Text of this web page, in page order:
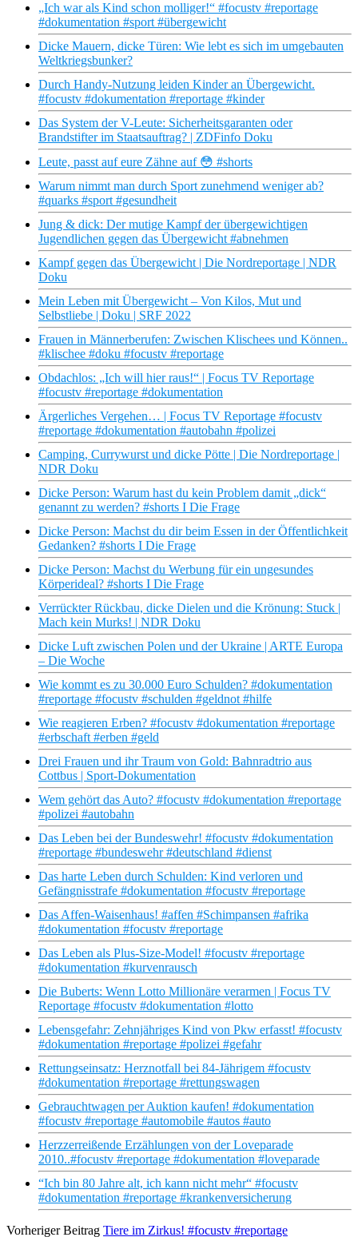
„Ich war als Kind schon molliger!“ #focustv #reportage
#dokumentation #sport #übergewicht
Dicke Mauern, dicke Türen: Wie lebt es sich im umgebauten
Weltkriegsbunker?
Durch Handy-Nutzung leiden Kinder an Übergewicht.
#focustv #dokumentation #reportage #kinder
Das System der V-Leute: Sicherheitsgaranten oder
Brandstifter im Staatsauftrag? | ZDFinfo Doku
Leute, passt auf eure Zähne auf 😳 #shorts
Warum nimmt man durch Sport zunehmend weniger ab?
#quarks #sport #gesundheit
Jung & dick: Der mutige Kampf der übergewichtigen
Jugendlichen gegen das Übergewicht #abnehmen
Kampf gegen das Übergewicht | Die Nordreportage | NDR
Doku
Mein Leben mit Übergewicht – Von Kilos, Mut und
Selbstliebe | Doku | SRF 2022
Frauen in Männerberufen: Zwischen Klischees und Können..
#klischee #doku #focustv #reportage
Obdachlos: „Ich will hier raus!“ | Focus TV Reportage
#focustv #reportage #dokumentation
Ärgerliches Vergehen… | Focus TV Reportage #focustv
#reportage #dokumentation #autobahn #polizei
Camping, Currywurst und dicke Pötte | Die Nordreportage |
NDR Doku
Dicke Person: Warum hast du kein Problem damit „dick“
genannt zu werden? #shorts I Die Frage
Dicke Person: Machst du dir beim Essen in der Öffentlichkeit
Gedanken? #shorts I Die Frage
Dicke Person: Machst du Werbung für ein ungesundes
Körperideal? #shorts I Die Frage
Verrückter Rückbau, dicke Dielen und die Krönung: Stuck |
Mach kein Murks! | NDR Doku
Dicke Luft zwischen Polen und der Ukraine | ARTE Europa
– Die Woche
Wie kommt es zu 30.000 Euro Schulden? #dokumentation
#reportage #focustv #schulden #geldnot #hilfe
Wie reagieren Erben? #focustv #dokumentation #reportage
#erbschaft #erben #geld
Drei Frauen und ihr Traum von Gold: Bahnradtrio aus
Cottbus | Sport-Dokumentation
Wem gehört das Auto? #focustv #dokumentation #reportage
#polizei #autobahn
Das Leben bei der Bundeswehr! #focustv #dokumentation
#reportage #bundeswehr #deutschland #dienst
Das harte Leben durch Schulden: Kind verloren und
Gefängnisstrafe #dokumentation #focustv #reportage
Das Affen-Waisenhaus! #affen #Schimpansen #afrika
#dokumentation #focustv #reportage
Das Leben als Plus-Size-Model! #focustv #reportage
#dokumentation #kurvenrausch
Die Buberts: Wenn Lotto Millionäre verarmen | Focus TV
Reportage #focustv #dokumentation #lotto
Lebensgefahr: Zehnjähriges Kind von Pkw erfasst! #focustv
#dokumentation #reportage #polizei #gefahr
Rettungseinsatz: Herznotfall bei 84-Jährigem #focustv
#dokumentation #reportage #rettungswagen
Gebrauchtwagen per Auktion kaufen! #dokumentation
#focustv #reportage #automobile #autos #auto
Herzzerreißende Erzählungen von der Loveparade
2010..#focustv #reportage #dokumentation #loveparade
“Ich bin 80 Jahre alt, ich kann nicht mehr“ #focustv
#dokumentation #reportage #krankenversicherung
Vorheriger Beitrag Tiere im Zirkus! #focustv #reportage